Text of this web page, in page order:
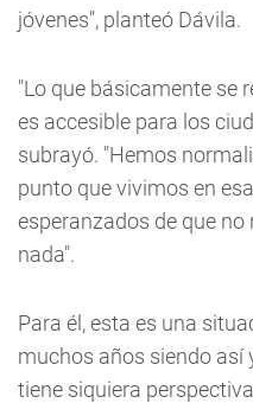
jóvenes", planteó Dávila.
"Lo que básicamente se
es accesible para los
subrayó. "Hemos
punto que vivimos en
esperanzados de que
nada".
Para él, esta es una
muchos años siendo así
tiene siquiera